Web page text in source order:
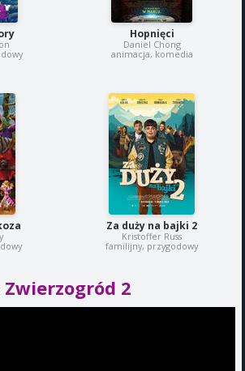
Hopnięci
Daniel Chong
animacja, komedia
Za duży na bajki 2
Kristoffer Russ
familijny, przygodowy
Zwierzogród 2